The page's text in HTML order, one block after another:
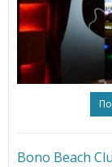
Bono Beach